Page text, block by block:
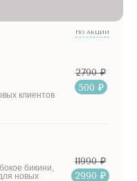
ПО АКЦИИ
клиентов
2790 ₽
500 ₽
бикини,
новых
11990 ₽
2990 ₽